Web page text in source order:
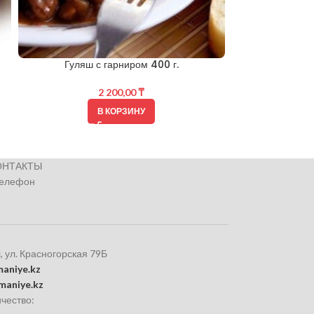
Гуляш с гарниром 400 г.
2 200,00₸
В КОРЗИНУ
ул. Красногорская 79Б